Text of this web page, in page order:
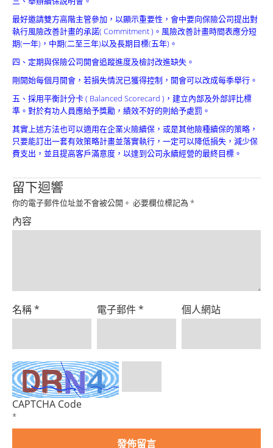
最好邀請雙方高階主管參加，以顯示重要性，會中要向保險公司提出對
執行風險改善計畫的承諾( Commitment )。風險改善計畫時間表應分短
期(一年)，中期(二至三年)以及長期目標(五年)。
四、定期與保險公司開會追蹤進度及檢討改進缺失。
剛開始每個月開會，若損失情況已獲得控制，開會可以改成每季舉行。
五、採用平衡計分卡 ( Balanced Scorecard )，建立內部及外部評比標
準。對於有功人員應給予獎勵，績效不好的則給予處罰。
其實上述方法也可以適用在企業火險續保，或是其他險種續保的策略，
只要能訂出一套有效策略計畫並落實執行，一定可以降低損失，減少保
費支出，並且提高客戶滿意度，以達到公司永續經營的最終目標。
留下迴響
你的電子郵件位址並不會被公開。 必要欄位標記為 *
內容
名稱* 電子郵件* 個人網站
CAPTCHA Code
*